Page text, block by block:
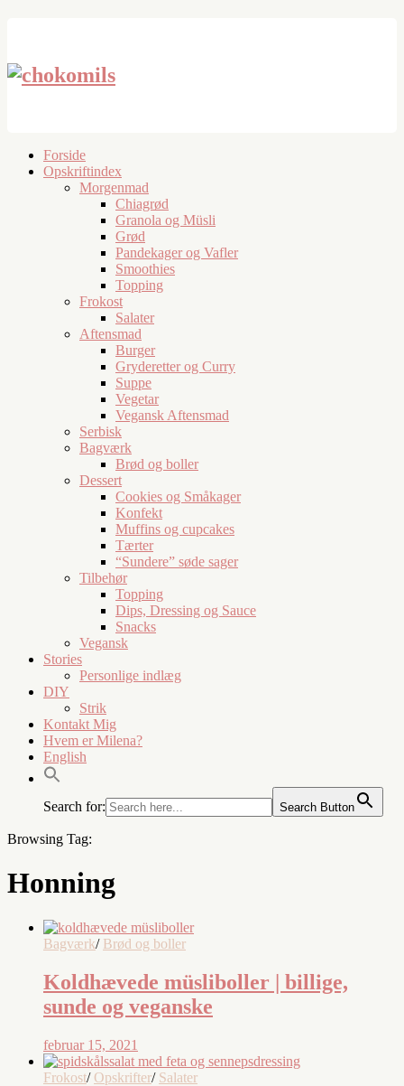
Forside
Opskriftindex
Morgenmad
Chiagrød
Granola og Müsli
Grød
Pandekager og Vafler
Smoothies
Topping
Frokost
Salater
Aftensmad
Burger
Gryderetter og Curry
Suppe
Vegetar
Vegansk Aftensmad
Serbisk
Bagværk
Brød og boller
Dessert
Cookies og Småkager
Konfekt
Muffins og cupcakes
Tærter
“Sundere” søde sager
Tilbehør
Topping
Dips, Dressing og Sauce
Snacks
Vegansk
Stories
Personlige indlæg
DIY
Strik
Kontakt Mig
Hvem er Milena?
English
Search for: Search Button
Browsing Tag:
Honning
Bagværk/ Brød og boller
Koldhævede müsliboller | billige,
sunde og veganske
februar 15, 2021
Frokost/ Opskrifter/ Salater